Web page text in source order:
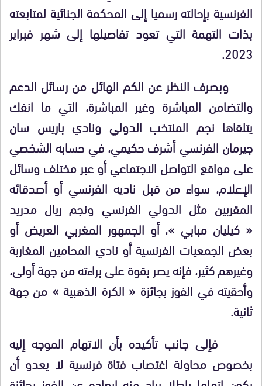
الفرنسية بإحالته رسميا إلى المحكمة الجنائية لمتابعته
بذات التهمة التي تعود تفاصيلها إلى شهر فبراير
2023.
وبصرف النظر عن الكم الهائل من رسائل الدعم
والتضامن المباشرة وغير المباشرة، التي ما انفك
يتلقاها نجم المنتخب الدولي ونادي باريس سان
جيرمان الفرنسي أشرف حكيمي، في حسابه الشخصي
على مواقع التواصل الاجتماعي أو عبر مختلف وسائل
الإعلام، سواء من قبل ناديه الفرنسي أو أصدقائه
المقربين مثل الدولي الفرنسي ونجم ريال مدريد
« كيليان مبابي »، أو الجمهور المغربي العريض أو
بعض الجمعيات الفرنسية أو نادي المحامين المغاربة
وغيرهم كثير، فإنه يصر بقوة على براءته من جهة أولى،
وأحقيته في الفوز بجائزة « الكرة الذهبية » من جهة
ثانية.
فإلى جانب تأكيده بأن الاتهام الموجه إليه
بخصوص محاولة اغتصاب فتاة فرنسية لا يعدو أن